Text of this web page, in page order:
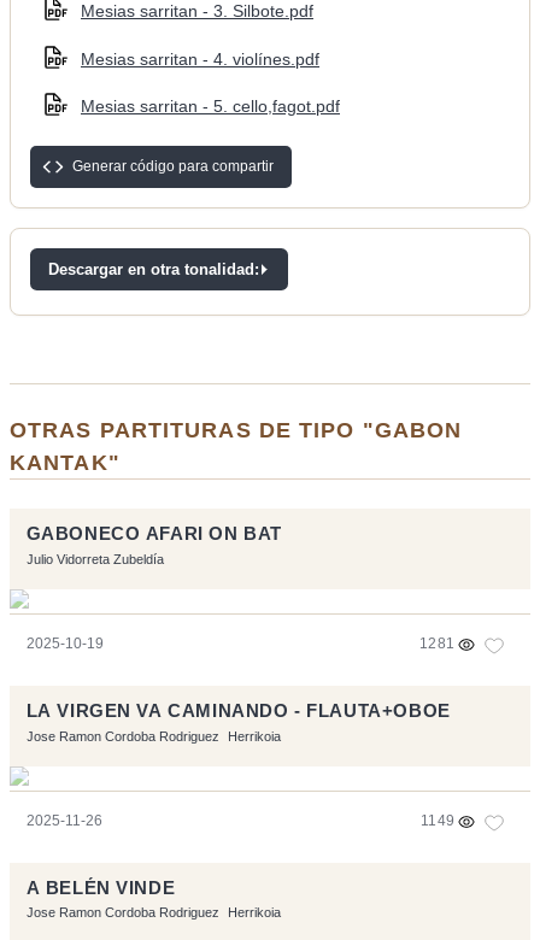
Mesias sarritan - 3. Silbote.pdf
Mesias sarritan - 4. violínes.pdf
Mesias sarritan - 5. cello,fagot.pdf
Generar código para compartir
Descargar en otra tonalidad:
OTRAS PARTITURAS DE TIPO "GABON
KANTAK"
GABONECO AFARI ON BAT
Julio Vidorreta Zubeldía
2025-10-19 1281
LA VIRGEN VA CAMINANDO - FLAUTA+OBOE
Jose Ramon Cordoba Rodriguez Herrikoia
2025-11-26 1149
A BELÉN VINDE
Jose Ramon Cordoba Rodriguez Herrikoia